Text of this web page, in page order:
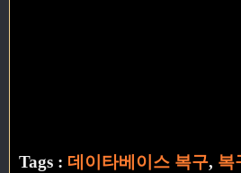
Tags : 데이타베이스 복구, 복